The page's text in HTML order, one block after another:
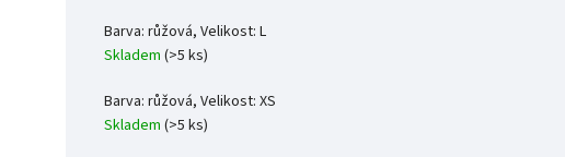
Barva: růžová, Velikost: L
Skladem (>5 ks)
Barva: růžová, Velikost: XS
Skladem (>5 ks)